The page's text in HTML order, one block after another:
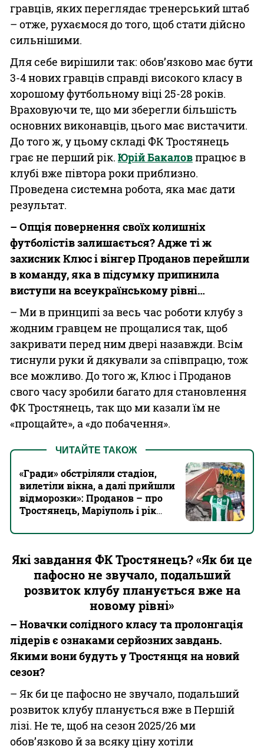
гравців, яких переглядає тренерський штаб
– отже, рухаємося до того, щоб стати дійсно
сильнішими.
Для себе вирішили так: обов’язково має бути
3-4 нових гравців справді високого класу в
хорошому футбольному віці 25-28 років.
Враховуючи те, що ми зберегли більшість
основних виконавців, цього має вистачити.
До того ж, у цьому складі ФК Тростянець
грає не перший рік. Юрій Бакаловпрацює в
клубі вже півтора роки приблизно.
Проведена системна робота, яка має дати
результат.
– Опція повернення своїх колишніх
футболістів залишається? Адже ті ж
захисник Клюс і вінгер Проданов перейшли
в команду, яка в підсумку припинила
виступи на всеукраїнському рівні…
– Ми в принципі за весь час роботи клубу з
жодним гравцем не прощалися так, щоб
закривати перед ним двері назавжди. Всім
тиснули руки й дякували за співпрацю, тож
все можливо. До того ж, Клюс і Проданов
свого часу зробили багато для становлення
ФК Тростянець, так що ми казали їм не
«прощайте», а «до побачення».
ЧИТАЙТЕ ТАКОЖ
«Гради» обстріляли стадіон,
вилетіли вікна, а далі прийшли
відморозки»: Проданов – про
Тростянець, Маріуполь і рік
Які завдання ФК Тростянець? «Як би це
пафосно не звучало, подальший
розвиток клубу планується вже на
новому рівні»
– Новачки солідного класу та пролонгація
лідерів є ознаками серйозних завдань.
Якими вони будуть у Тростянця на новий
сезон?
– Як би це пафосно не звучало, подальший
розвиток клубу планується вже в Першій
лізі. Не те, щоб на сезон 2025/26 ми
обов’язково й за всяку ціну хотіли